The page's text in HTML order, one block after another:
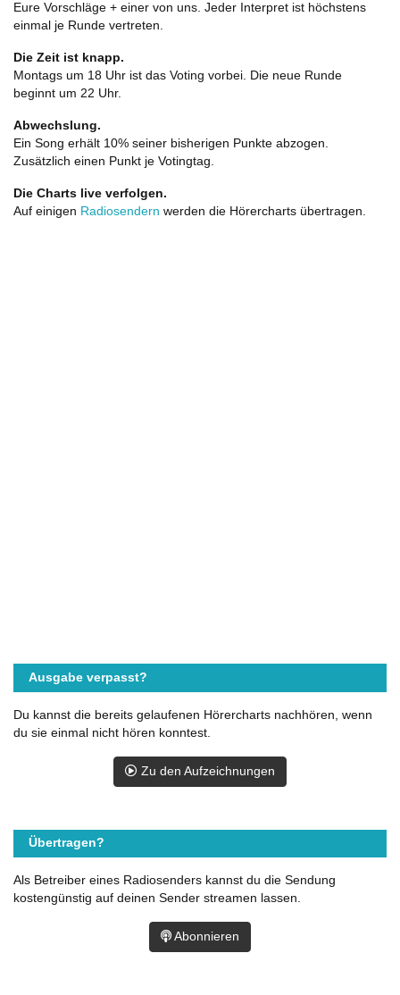
Eure Vorschläge + einer von uns. Jeder Interpret ist höchstens
einmal je Runde vertreten.
Die Zeit ist knapp.
Montags um 18 Uhr ist das Voting vorbei. Die neue Runde
beginnt um 22 Uhr.
Abwechslung.
Ein Song erhält 10% seiner bisherigen Punkte abzogen.
Zusätzlich einen Punkt je Votingtag.
Die Charts live verfolgen.
Auf einigen Radiosendern werden die Hörercharts übertragen.
Ausgabe verpasst?
Du kannst die bereits gelaufenen Hörercharts nachhören, wenn
du sie einmal nicht hören konntest.
Zu den Aufzeichnungen
Übertragen?
Als Betreiber eines Radiosenders kannst du die Sendung
kostengünstig auf deinen Sender streamen lassen.
Abonnieren